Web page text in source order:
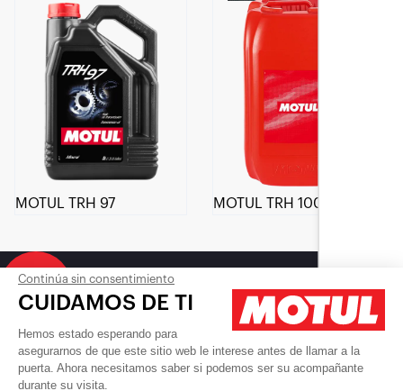
Continúa sin consentimiento
CUIDAMOS DE TI
Hemos estado esperando para
asegurarnos de que este sitio web le interese antes de llamar a la
puerta. Ahora necesitamos saber si podemos ser su acompañante
durante su visita.
MOTUL TRH 97 MOTUL TRH 100
Contacta con nosotros
Empleo